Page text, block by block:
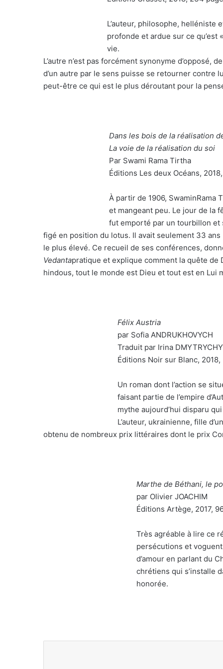
L’auteur, philosophe,
profonde et ardue sur ce qu’est
vie.
L’autre n’est pas forcément synonyme d’opposé,
d’un autre par le sens puisse se retourner contre
peut-être ce qui est le plus déroutant pour la
Dans les bois de la réalisation
La voie de la réalisation du soi
Par Swami Rama Tirtha
Éditions Les deux Océans,
À partir de 1906, SwaminRama
et mangeant peu. Le jour de la
fut emporté par un tourbillon et
figé en position du lotus. Il avait seulement 33
le plus élevé. Ce recueil de ses conférences,
Vedantapratique et explique comment la quête
hindous, tout le monde est Dieu et tout est en
Félix Austria
par Sofia ANDRUKHOVYCH
Traduit par Irina
Éditions Noir sur Blanc,
Un roman dont l’action se
faisant partie de l’empire
mythe aujourd’hui disparu
L’auteur, ukrainienne, fille
obtenu de nombreux prix littéraires dont le prix
Marthe de Béthani, le
par Olivier JOACHIM
Éditions Artège, 2017,
Très agréable à lire ce
persécutions et
d’amour en parlant du
chrétiens qui s’installe
honorée.